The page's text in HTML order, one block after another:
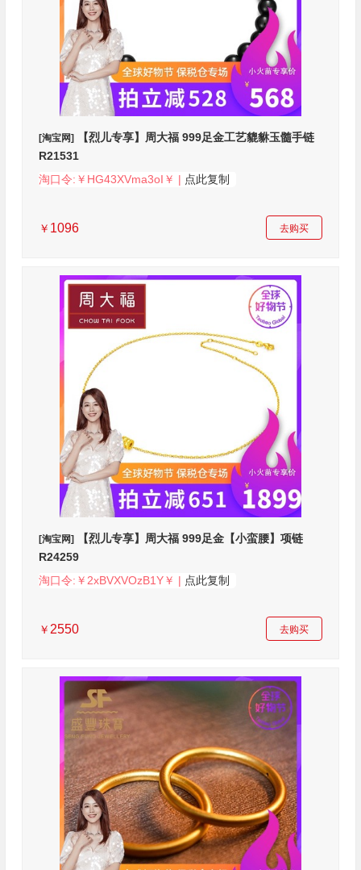
[淘宝网]【烈儿专享】周大福 999足金工艺貔貅玉髓手链
R21531
淘口令:￥HG43XVma3oI￥ | 点此复制
￥ 1096 去购买
[淘宝网]【烈儿专享】周大福 999足金【小蛮腰】项链
R24259
淘口令:￥2xBVXVOzB1Y￥ | 点此复制
￥ 2550 去购买